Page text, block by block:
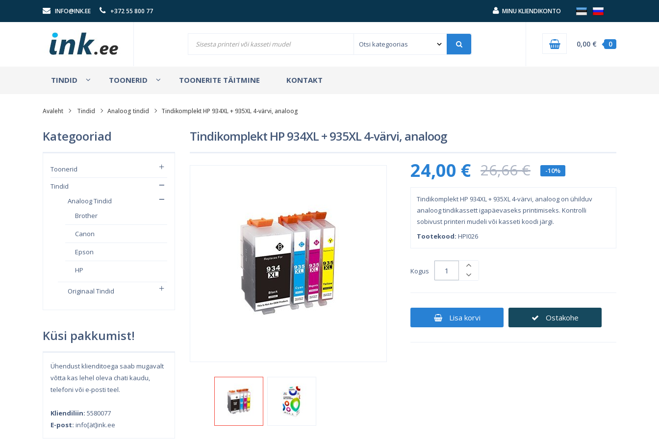
INFO@INK.EE +372 55 800 77 MINU KLIENDIKONTO
0
0,00 €
TINDID TOONERID TOONERITE TÄITMINE KONTAKT
Avaleht Tindid Analoog tindid Tindikomplekt HP 934XL + 935XL 4-värvi, analoog
Kategooriad
Toonerid
Tindid
Analoog Tindid
Brother
Canon
Epson
HP
Originaal Tindid
Küsi pakkumist!
Ühendust klienditoega saab mugavalt
võtta kas lehel oleva chati kaudu,
telefoni või e-posti teel.
Kliendiliin: 5580077
E-post: info[ät]ink.ee
Tindikomplekt HP 934XL + 935XL 4-värvi, analoog
24,00 € 26,66 € -10%
Tindikomplekt HP 934XL + 935XL 4-värvi, analoog on ühilduv
analoog tindikassett igapäevaseks printimiseks. Kontrolli
sobivust printeri mudeli või kasseti koodi järgi.
Tootekood: HPI026
Kogus
Lisa korvi Ostakohe